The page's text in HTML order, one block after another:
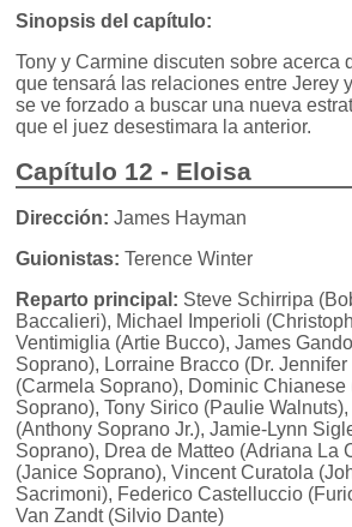
Sinopsis del capítulo:
Tony y Carmine discuten sobre acerca
que tensará las relaciones entre Jerey
se ve forzado a buscar una nueva
que el juez desestimara la anterior.
Capítulo 12 - Eloisa
Dirección: James Hayman
Guionistas: Terence Winter
Reparto principal: Steve Schirripa
Baccalieri), Michael Imperioli
Ventimiglia (Artie Bucco), James
Soprano), Lorraine Bracco (Dr.
(Carmela Soprano), Dominic Chianese
Soprano), Tony Sirico (Paulie
(Anthony Soprano Jr.), Jamie-Lynn
Soprano), Drea de Matteo (Adriana La
(Janice Soprano), Vincent Curatola
Sacrimoni), Federico Castelluccio
Van Zandt (Silvio Dante)